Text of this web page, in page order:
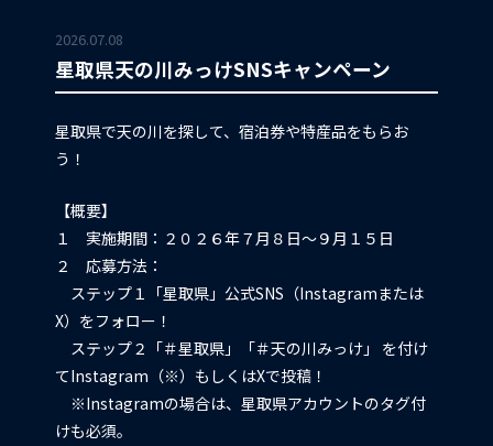
2026.07.08
星取県天の川みっけSNSキャンペーン
星取県で天の川を探して、宿泊券や特産品をもらお
う！
【概要】
１ 実施期間：２０２６年７月８日～９月１５日
２ 応募方法：
ステップ１「星取県」公式SNS（Instagramまたは
X）をフォロー！
ステップ２「＃星取県」「＃天の川みっけ」 を付け
てInstagram（※）もしくはXで投稿！
※Instagramの場合は、星取県アカウントのタグ付
けも必須。